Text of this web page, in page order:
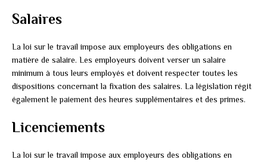
Salaires
La loi sur le travail impose aux employeurs des obligations en
matière de salaire. Les employeurs doivent verser un salaire
minimum à tous leurs employés et doivent respecter toutes les
dispositions concernant la fixation des salaires. La législation régit
également le paiement des heures supplémentaires et des primes.
Licenciements
La loi sur le travail impose aux employeurs des obligations en